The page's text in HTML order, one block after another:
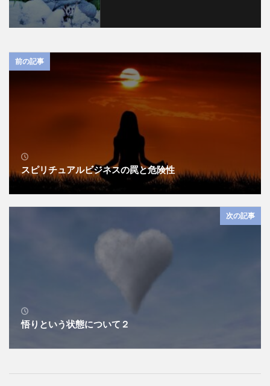
前の記事
スピリチュアルビジネスの罠と危険性
次の記事
悟りという状態について２